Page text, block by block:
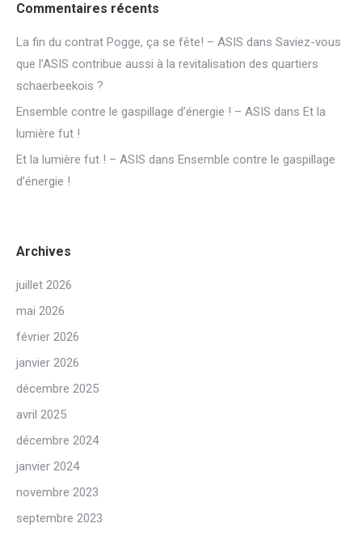
Commentaires récents
La fin du contrat Pogge, ça se fête! – ASIS dans Saviez-vous
que l’ASIS contribue aussi à la revitalisation des quartiers
schaerbeekois ?
Ensemble contre le gaspillage d’énergie ! – ASIS dans Et la
lumière fut !
Et la lumière fut ! – ASIS dans Ensemble contre le gaspillage
d’énergie !
Archives
juillet 2026
mai 2026
février 2026
janvier 2026
décembre 2025
avril 2025
décembre 2024
janvier 2024
novembre 2023
septembre 2023